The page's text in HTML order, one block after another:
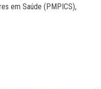
em Saúde (PMPICS),